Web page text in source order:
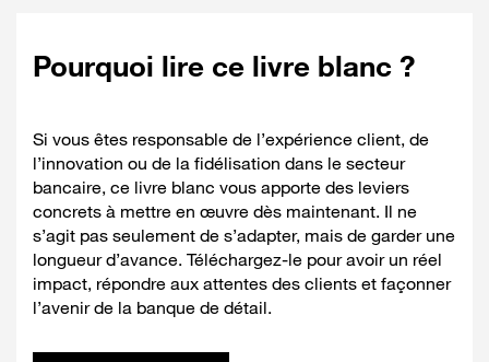
Pourquoi lire ce livre blanc ?
Si vous êtes responsable de l’expérience client, de
l’innovation ou de la fidélisation dans le secteur
bancaire, ce livre blanc vous apporte des leviers
concrets à mettre en œuvre dès maintenant. Il ne
s’agit pas seulement de s’adapter, mais de garder une
longueur d’avance. Téléchargez-le pour avoir un réel
impact, répondre aux attentes des clients et façonner
l’avenir de la banque de détail.